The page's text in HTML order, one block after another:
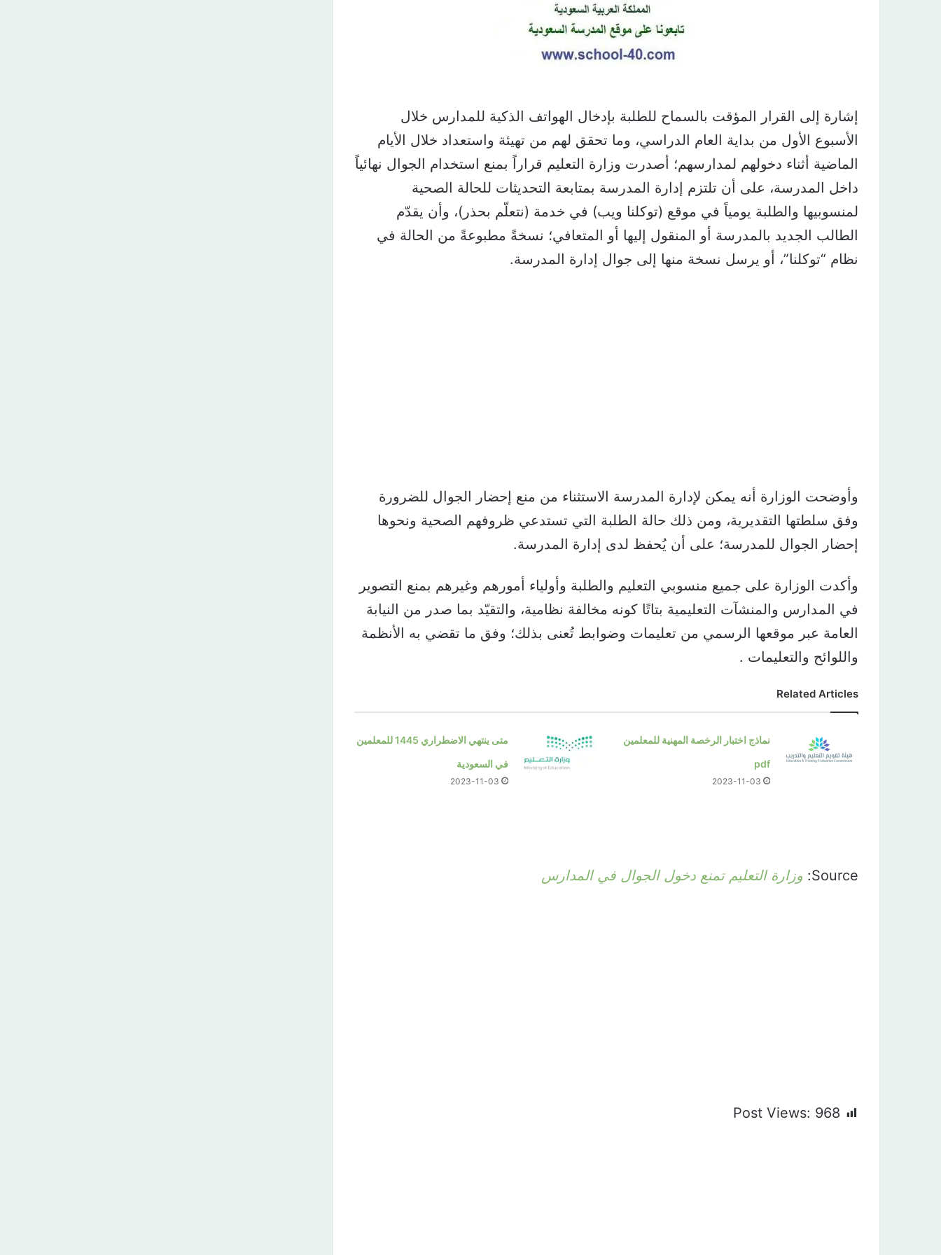
إشارة إلى القرار المؤقت بالسماح للطلبة بإدخال الهواتف الذكية للمدارس خلال
الأسبوع الأول من بداية العام الدراسي، وما تحقق لهم من تهيئة واستعداد خلال الأيام
الماضية أثناء دخولهم لمدارسهم؛ أصدرت وزارة التعليم قراراً بمنع استخدام الجوال نهائياً
داخل المدرسة، على أن تلتزم إدارة المدرسة بمتابعة التحديثات للحالة الصحية
لمنسوبيها والطلبة يومياً في موقع (توكلنا ويب) في خدمة (نتعلّم بحذر)، وأن يقدّم
الطالب الجديد بالمدرسة أو المنقول إليها أو المتعافي؛ نسخةً مطبوعةً من الحالة في
نظام “توكلنا”، أو يرسل نسخة منها إلى جوال إدارة المدرسة.
وأوضحت الوزارة أنه يمكن لإدارة المدرسة الاستثناء من منع إحضار الجوال للضرورة
وفق سلطتها التقديرية، ومن ذلك حالة الطلبة التي تستدعي ظروفهم الصحية ونحوها
إحضار الجوال للمدرسة؛ على أن يُحفظ لدى إدارة المدرسة.
وأكدت الوزارة على جميع منسوبي التعليم والطلبة وأولياء أمورهم وغيرهم بمنع التصوير
في المدارس والمنشآت التعليمية بتاتًا كونه مخالفة نظامية، والتقيّد بما صدر من النيابة
العامة عبر موقعها الرسمي من تعليمات وضوابط تُعنى بذلك؛ وفق ما تقضي به الأنظمة
واللوائح والتعليمات .
Related Articles
نماذج اختبار الرخصة المهنية للمعلمين
pdf
2023-11-03
متى ينتهي الاضطراري 1445 للمعلمين
في السعودية
2023-11-03
Source: وزارة التعليم تمنع دخول الجوال في المدارس
Post Views: 968